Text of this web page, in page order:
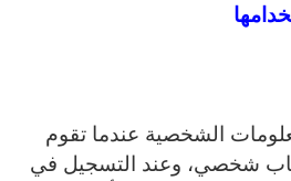
الشخصية عندما تقوم
شخصي، وعند التسجيل في